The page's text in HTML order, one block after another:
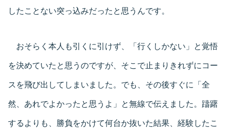
したことない突っ込みだったと思うんです。
おそらく本人も引くに引けず、「行くしかない」と覚悟
を決めていたと思うのですが、そこで止まりきれずにコー
スを飛び出してしまいました。でも、その後すぐに「全
然、あれでよかったと思うよ」と無線で伝えました。躊躇
するよりも、勝負をかけて何台か抜いた結果、経験したこ